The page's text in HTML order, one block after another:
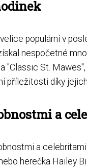
populární v
nespočetné
"Classic St.
příležitosti díky
a
a
herečka